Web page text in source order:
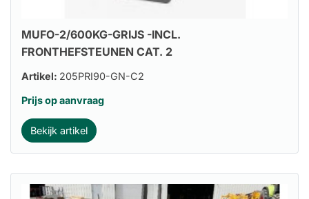
MUFO-2/600KG-GRIJS -INCL.
FRONTHEFSTEUNEN CAT. 2
Artikel: 205PRI90-GN-C2
Prijs op aanvraag
Bekijk artikel